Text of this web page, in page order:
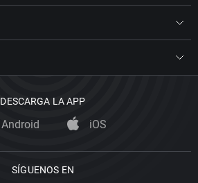
DESCARGA LA APP
Android iOS
SÍGUENOS EN